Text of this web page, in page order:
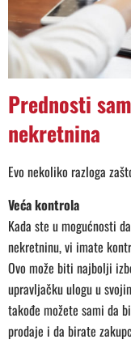
Prednosti
nekretnina
Evo nekoliko razloga
Veća kontrola
Kada ste u mogućnosti
nekretninu, vi imate
Ovo može biti najbolji
upravljačku ulogu u
takođe možete sami da
prodaje i da birate